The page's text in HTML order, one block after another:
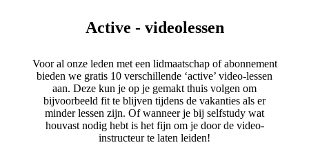
Active - videolessen
Voor al onze leden met een lidmaatschap of abonnement
bieden we gratis 10 verschillende ‘active’ video-lessen
aan. Deze kun je op je gemakt thuis volgen om
bijvoorbeeld fit te blijven tijdens de vakanties als er
minder lessen zijn. Of wanneer je bij selfstudy wat
houvast nodig hebt is het fijn om je door de video-
instructeur te laten leiden!